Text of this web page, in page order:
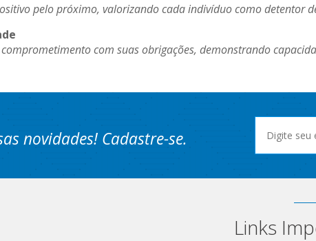
pelo próximo, valorizando cada indivíduo como detentor
com suas obrigações, demonstrando
novidades! Cadastre-se.
Links